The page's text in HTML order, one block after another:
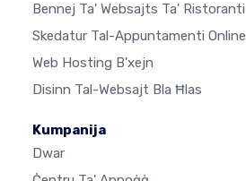
Bennej Ta' Websajts Ta' Ristoranti
Skedatur Tal-Appuntamenti Online
Web Hosting B'xejn
Disinn Tal-Websajt Bla Ħlas
Kumpanija
Dwar